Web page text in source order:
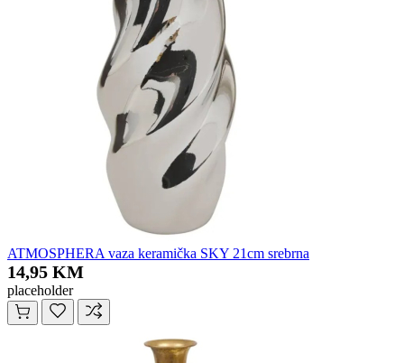
ATMOSPHERA vaza keramička SKY 21cm srebrna
14,95 KM
placeholder